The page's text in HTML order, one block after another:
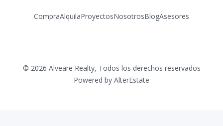
CompraAlquilaProyectosNosotrosBlogAsesores
© 2026 Alveare Realty, Todos los derechos reservados
Powered by AlterEstate